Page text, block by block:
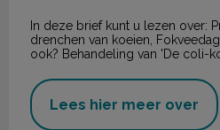
In deze brief kunt u lezen over:
drenchen van koeien,
ook? Behandeling van 'De coli-
Lees hier meer over